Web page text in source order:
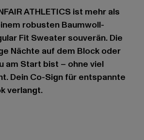
ATHLETICS ist mehr als
robusten Baumwoll-
Fit Sweater souverän. Die
Nächte auf dem Block oder
am Start bist – ohne viel
Dein Co-Sign für entspannte
verlangt.